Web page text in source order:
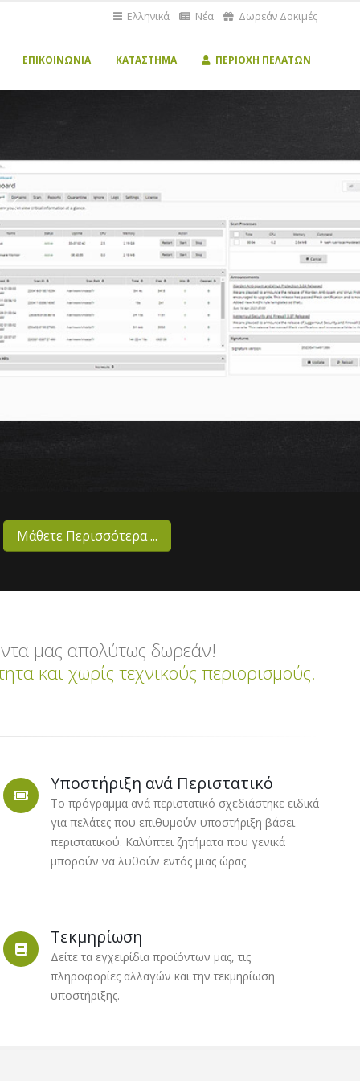
Ελληνικά Νέα Δωρεάν Δοκιμές
ΕΠΙΚΟΙΝΩΝΊΑ ΚΑΤΆΣΤΗΜΑ ΠΕΡΙΟΧΉ ΠΕΛΑΤΏΝ
Μάθετε Περισσότερα ...
μας απολύτως δωρεάν!
και χωρίς τεχνικούς περιορισμούς.
Υποστήριξη ανά Περιστατικό
Το πρόγραμμα ανά περιστατικό σχεδιάστηκε ειδικά
για πελάτες που επιθυμούν υποστήριξη βάσει
περιστατικού. Καλύπτει ζητήματα που γενικά
μπορούν να λυθούν εντός μιας ώρας.
Τεκμηρίωση
Δείτε τα εγχειρίδια προϊόντων μας, τις
πληροφορίες αλλαγών και την τεκμηρίωση
υποστήριξης.